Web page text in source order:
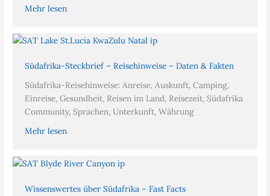
Mehr lesen
Südafrika-Steckbrief – Reisehinweise – Daten & Fakten
Südafrika-Reisehinweise: Anreise, Auskunft, Camping,
Einreise, Gesundheit, Reisen im Land, Reisezeit, Südafrika
Community, Sprachen, Unterkunft, Währung
Mehr lesen
Wissenswertes über Südafrika – Fast Facts